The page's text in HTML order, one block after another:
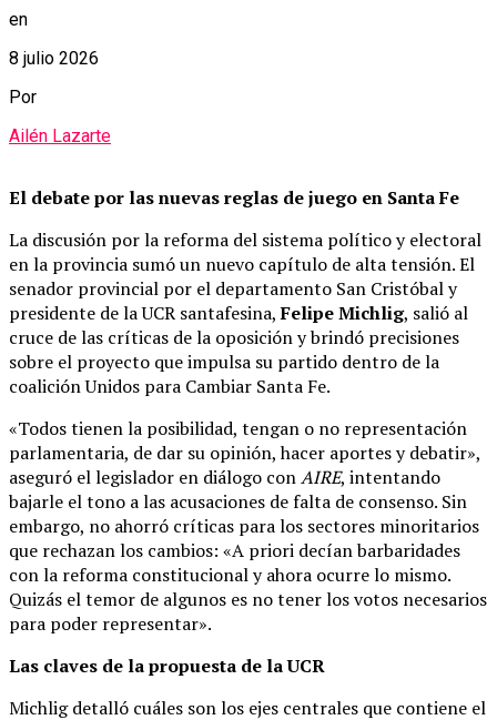
en
8 julio 2026
Por
Ailén Lazarte
El debate por las nuevas reglas de juego en Santa Fe
La discusión por la reforma del sistema político y electoral
en la provincia sumó un nuevo capítulo de alta tensión. El
senador provincial por el departamento San Cristóbal y
presidente de la UCR santafesina,Felipe Michlig, salió al
cruce de las críticas de la oposición y brindó precisiones
sobre el proyecto que impulsa su partido dentro de la
coalición Unidos para Cambiar Santa Fe.
«Todos tienen la posibilidad, tengan o no representación
parlamentaria, de dar su opinión, hacer aportes y debatir»,
aseguró el legislador en diálogo conAIRE, intentando
bajarle el tono a las acusaciones de falta de consenso. Sin
embargo, no ahorró críticas para los sectores minoritarios
que rechazan los cambios: «A priori decían barbaridades
con la reforma constitucional y ahora ocurre lo mismo.
Quizás el temor de algunos es no tener los votos necesarios
para poder representar».
Las claves de la propuesta de la UCR
Michlig detalló cuáles son los ejes centrales que contiene el